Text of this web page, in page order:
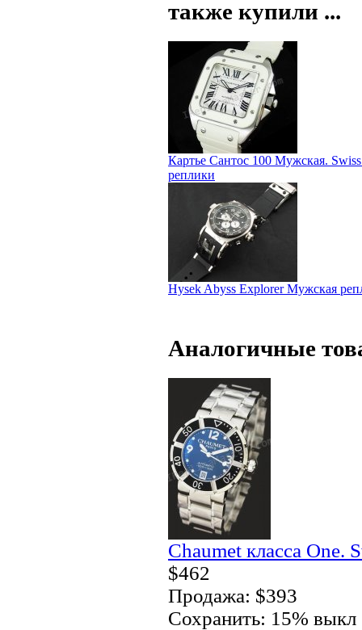
также купили ...
Картье Сантос 100 Мужская.
реплики
Hysek Abyss Explorer Мужская
Аналогичные
Chaumet класса One.
$462
Продажа: $393
Сохранить: 15% выкл